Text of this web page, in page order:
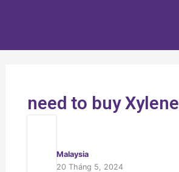
need to buy Xylene
Malaysia
20 Tháng 5, 2024